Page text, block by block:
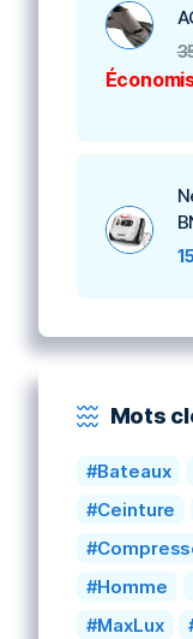
Mots
Bateaux
Ceinture
Homme
MaxLux